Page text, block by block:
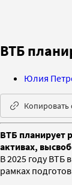
ВТБ
Юлия
Копировать
ВТБ планирует
активах,
В 2025 году ВТБ
рамках